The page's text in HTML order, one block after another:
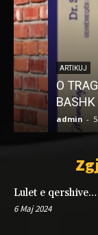
O TRAGJAS,
BASHK ME
5 Nëntor
Lulet e qershive…
6 Maj 2024